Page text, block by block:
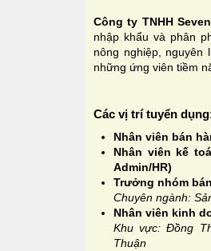
Công ty TNHH
nhập khẩu và phân
nông nghiệp,
những ứng viên tiềm
Các vị trí tuyển
Nhân viên bán
Nhân viên kế
Admin/HR)
Trưởng nhóm
Chuyên ngành:
Nhân viên kinh
Khu vực: Đồng
Thuận